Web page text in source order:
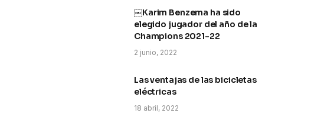
￼Karim Benzema ha sido
elegido jugador del año de la
Champions 2021-22
2 junio, 2022
Las ventajas de las bicicletas
eléctricas
18 abril, 2022